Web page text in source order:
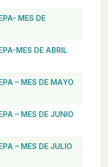
MES DE
MES DE ABRIL
– MES DE MAYO
– MES DE JUNIO
– MES DE JULIO